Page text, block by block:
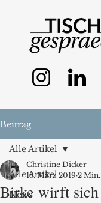
Beitrag
Alle Artikel
News
Alle Artikel
Birke wirft sich
Christine Dicker
18. März 2019 2